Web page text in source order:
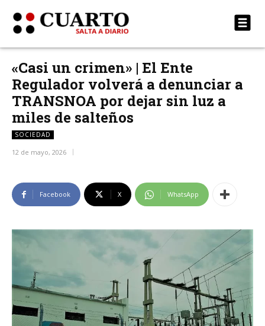
«Casi un crimen» | El Ente
Regulador volverá a denunciar a
TRANSNOA por dejar sin luz a
miles de salteños
SOCIEDAD
12 de mayo, 2026
Facebook X WhatsApp